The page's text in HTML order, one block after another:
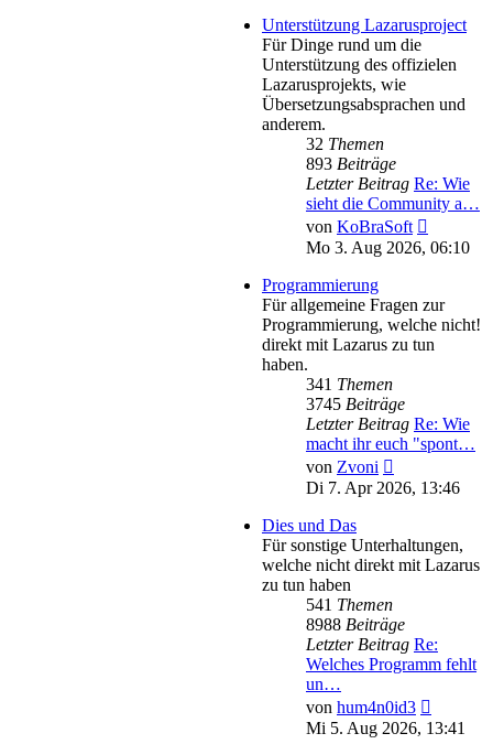
Unterstützung Lazarusproject
Für Dinge rund um die
Unterstützung des offizielen
Lazarusprojekts, wie
Übersetzungsabsprachen und
anderem.
32 Themen
893 Beiträge
Letzter Beitrag Re: Wie
sieht die Community a…
von KoBraSoft
Beitrag
Mo 3. Aug 2026, 06:10
Programmierung
Für allgemeine Fragen zur
Programmierung, welche nicht!
direkt mit Lazarus zu tun
haben.
341 Themen
3745 Beiträge
Letzter Beitrag Re: Wie
macht ihr euch "spont…
von Zvoni
Beitrag
Di 7. Apr 2026, 13:46
Dies und Das
Für sonstige Unterhaltungen,
welche nicht direkt mit Lazarus
zu tun haben
541 Themen
8988 Beiträge
Letzter Beitrag Re:
Welches Programm fehlt
un…
von hum4n0id3
Beitrag
Mi 5. Aug 2026, 13:41